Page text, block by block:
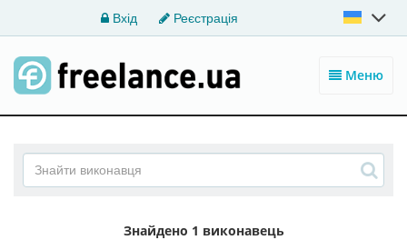
Вхід Реєстрація
Меню
Знайдено 1 виконавець